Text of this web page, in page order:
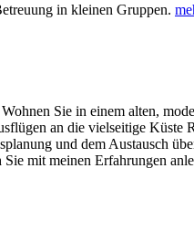
in kleinen Gruppen.
Sie in einem alten,
an die vielseitige Küste
und dem Austausch
mit meinen Erfahrungen